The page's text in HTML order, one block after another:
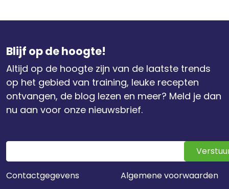
Blijf op de hoogte!
Altijd op de hoogte zijn van de laatste trends
op het gebied van training, leuke recepten
ontvangen, de blog lezen en meer? Meld je dan
nu aan voor onze nieuwsbrief.
Contactgegevens
Algemene voorwaarden